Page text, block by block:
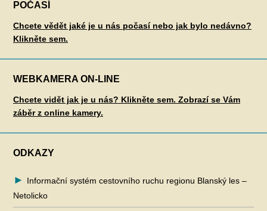
POČASÍ
Chcete vědět jaké je u nás počasí nebo jak bylo nedávno?
Klikněte sem.
WEBKAMERA ON-LINE
Chcete vidět jak je u nás? Klikněte sem. Zobrazí se Vám
záběr z online kamery.
ODKAZY
Informační systém cestovního ruchu regionu Blanský les –
Netolicko